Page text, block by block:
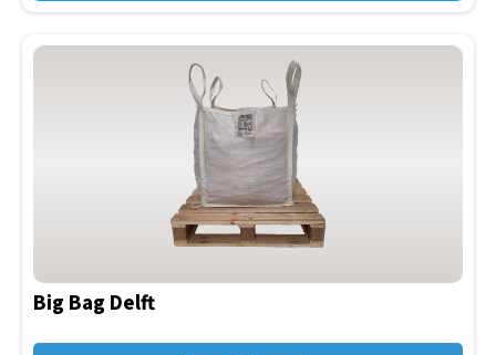
Big Bag Delft